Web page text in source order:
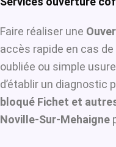
Faire réaliser une
accès rapide en cas
oubliée ou simple
d’établir un diagnostic
bloqué Fichet et
Noville-Sur-Mehaigne